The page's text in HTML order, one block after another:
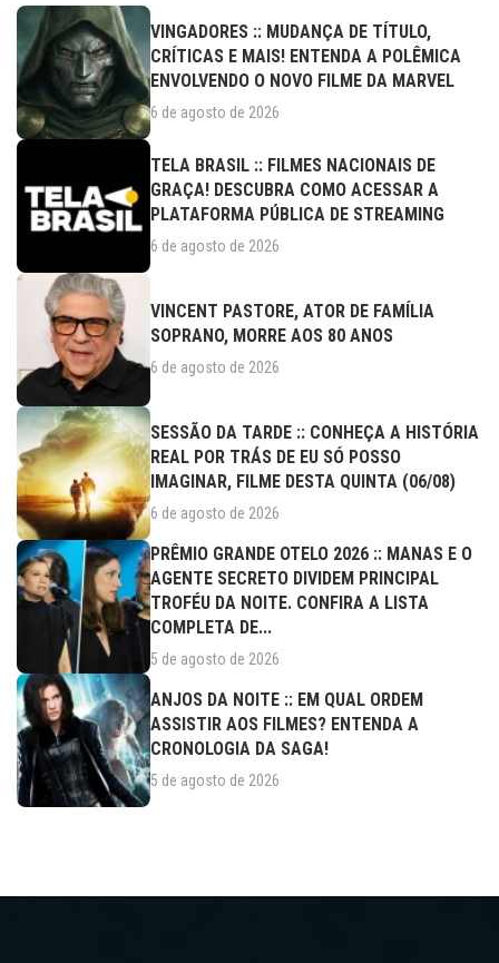
VINGADORES :: MUDANÇA DE TÍTULO,
CRÍTICAS E MAIS! ENTENDA A POLÊMICA
ENVOLVENDO O NOVO FILME DA MARVEL
6 de agosto de 2026
TELA BRASIL :: FILMES NACIONAIS DE
GRAÇA! DESCUBRA COMO ACESSAR A
PLATAFORMA PÚBLICA DE STREAMING
6 de agosto de 2026
VINCENT PASTORE, ATOR DE FAMÍLIA
SOPRANO, MORRE AOS 80 ANOS
6 de agosto de 2026
SESSÃO DA TARDE :: CONHEÇA A HISTÓRIA
REAL POR TRÁS DE EU SÓ POSSO
IMAGINAR, FILME DESTA QUINTA (06/08)
6 de agosto de 2026
PRÊMIO GRANDE OTELO 2026 :: MANAS E O
AGENTE SECRETO DIVIDEM PRINCIPAL
TROFÉU DA NOITE. CONFIRA A LISTA
COMPLETA DE...
5 de agosto de 2026
ANJOS DA NOITE :: EM QUAL ORDEM
ASSISTIR AOS FILMES? ENTENDA A
CRONOLOGIA DA SAGA!
5 de agosto de 2026